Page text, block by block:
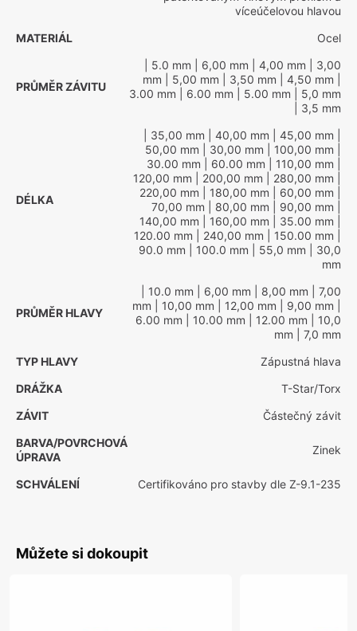
víceúčelovou hlavou
MATERIÁL
Ocel
PRŮMĚR ZÁVITU
| 5.0 mm | 6,00 mm | 4,00 mm | 3,00
mm | 5,00 mm | 3,50 mm | 4,50 mm
3.00 mm | 6.00 mm | 5.00 mm | 5,0 mm
| 3,5 mm
DÉLKA
| 35,00 mm | 40,00 mm | 45,00 mm
50,00 mm | 30,00 mm | 100,00 mm
30.00 mm | 60.00 mm | 110,00 mm
120,00 mm | 200,00 mm | 280,00 mm
220,00 mm | 180,00 mm | 60,00 mm
70,00 mm | 80,00 mm | 90,00 mm
140,00 mm | 160,00 mm | 35.00 mm
120.00 mm | 240,00 mm | 150.00 mm
90.0 mm | 100.0 mm | 55,0 mm | 30,0
mm
PRŮMĚR HLAVY
| 10.0 mm | 6,00 mm | 8,00 mm | 7,00
mm | 10,00 mm | 12,00 mm | 9,00 mm
6.00 mm | 10.00 mm | 12.00 mm | 10,0
mm | 7,0 mm
TYP HLAVY
Zápustná hlava
DRÁŽKA
T-Star/Torx
ZÁVIT
Částečný závit
BARVA/POVRCHOVÁ
ÚPRAVA
Zinek
SCHVÁLENÍ Certifikováno pro stavby dle Z-9.1-235
Můžete si dokoupit